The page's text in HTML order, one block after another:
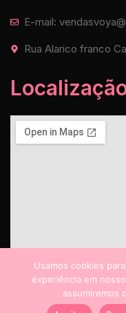
E-mail:
Rua Alarico franco
Usamos cookies
experiência em
assumiremos